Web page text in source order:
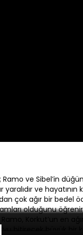
ve Sibel’in
ve hayatının
çok ağır bir
olduğunu
Korkut’un en
bitirecek büyük bir